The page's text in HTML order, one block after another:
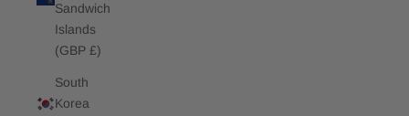
Sandwich
Islands
(GBP £)
South
Korea